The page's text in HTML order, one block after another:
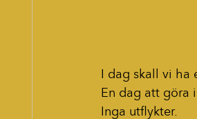
I dag skall vi ha
En dag att göra
Inga utflykter.